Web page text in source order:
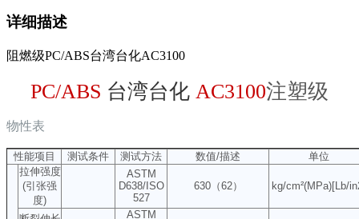
详细描述
阻燃级PC/ABS台湾台化AC3100
PC/ABS 台湾台化 AC3100注塑级
物性表
性能项目 测试条件 测试方法 数值/描述 单位
拉伸强度
(引张强
度)
ASTM
D638/ISO
527
630（62） kg/cm²(MPa)[Lb/
ASTM